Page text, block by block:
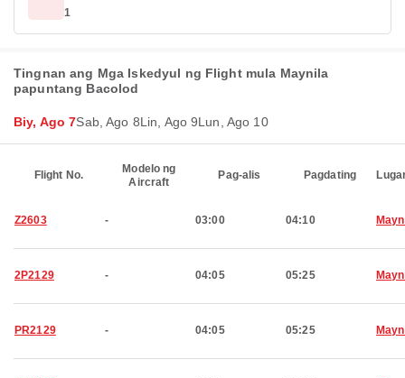
1
Tingnan ang Mga Iskedyul ng Flight mula Maynila
papuntang Bacolod
Biy, Ago 7Sab, Ago 8Lin, Ago 9Lun, Ago 10
Flight No.
Modelo ng
Aircraft
Pag-alis Pagdating
Z2603 - 03:00 04:10
2P2129 - 04:05 05:25
PR2129 - 04:05 05:25